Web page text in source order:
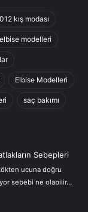
kış modası
modelleri
Elbise Modelleri
saç bakımı
Sebepleri
ucuna doğru
sebebi ne olabilir…